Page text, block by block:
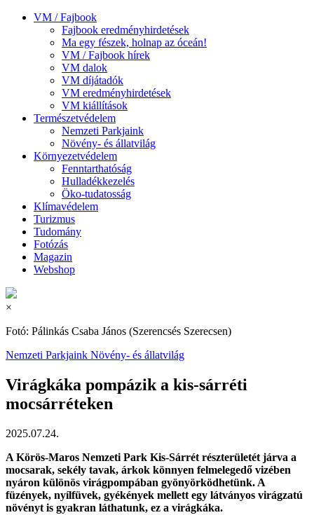
VM / Fajbook
Fajbook eredményhirdetések
Ma egy fészek, holnap az óceán!
VM / Fajbook hírek
VM dalok
VM díjátadók
VM eredményhirdetések
VM kiállítások
Természetvédelem
Nemzeti Parkjaink
Növény- és állatvilág
Környezetvédelem
Fenntarthatóság
Hulladékkezelés
Öko-tudatosság
Klímavédelem
Turizmus
Tudomány
Fotózás
Magazin
Webshop
×
Fotó: Pálinkás Csaba János (Szerencsés Szerecsen)
Nemzeti Parkjaink Növény- és állatvilág
Virágkáka pompázik a kis-sárréti
mocsárréteken
2025.07.24.
A Körös-Maros Nemzeti Park Kis-Sárrét részterületét járva a
mocsarak, sekély tavak, árkok könnyen felmelegedő vizében
nyáron különös virágpompában gyönyörködhetünk. A
füzények, nyílfüvek, gyékények mellett egy látványos virágzatú
növényt is gyakran láthatunk, ez a virágkáka.